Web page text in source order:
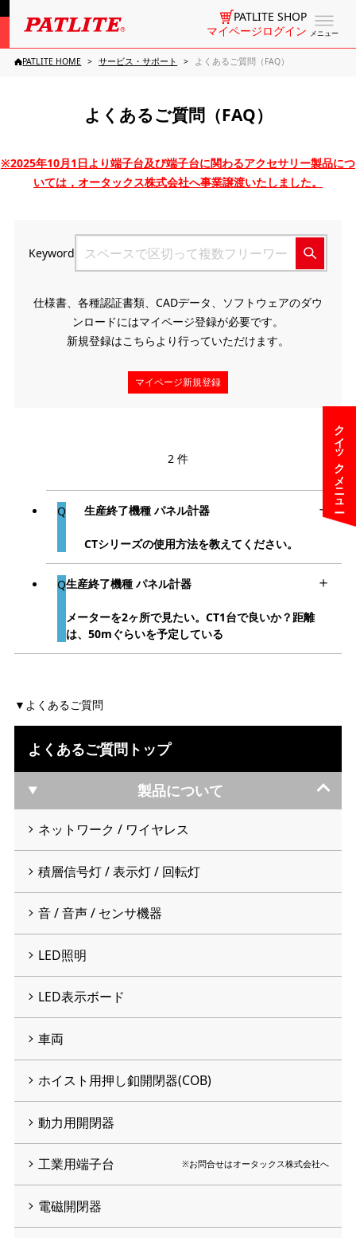
メニュー
PATLITE SHOP
マイページログイン
クイックメニュー
PATLITE HOME サービス・サポート よくあるご質問（FAQ）
よくあるご質問（FAQ）
※2025年10月1日より端子台及び端子台に関わるアクセサリー製品につ
いては，オータックス株式会社へ事業譲渡いたしました。
Keyword
仕様書、各種認証書類、CADデータ、ソフトウェアのダウ
ンロードにはマイページ登録が必要です。
新規登録はこちらより行っていただけます。
マイページ新規登録
2 件
生産終了機種 パネル計器
CTシリーズの使用方法を教えてください。
生産終了機種 パネル計器
メーターを2ヶ所で見たい。CT1台で良いか？距離
は、50mぐらいを予定している
よくあるご質問
よくあるご質問トップ
製品について
ネットワーク / ワイヤレス
積層信号灯 / 表示灯 / 回転灯
音 / 音声 / センサ機器
LED照明
LED表示ボード
車両
ホイスト用押し釦開閉器(COB)
動力用開閉器
工業用端子台 ※お問合せはオータックス株式会社へ
電磁開閉器